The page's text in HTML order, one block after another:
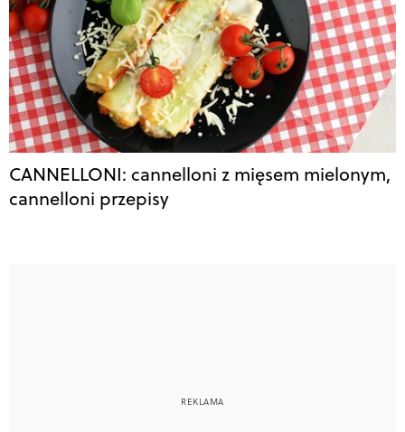
CANNELLONI: cannelloni z mięsem mielonym,
cannelloni przepisy